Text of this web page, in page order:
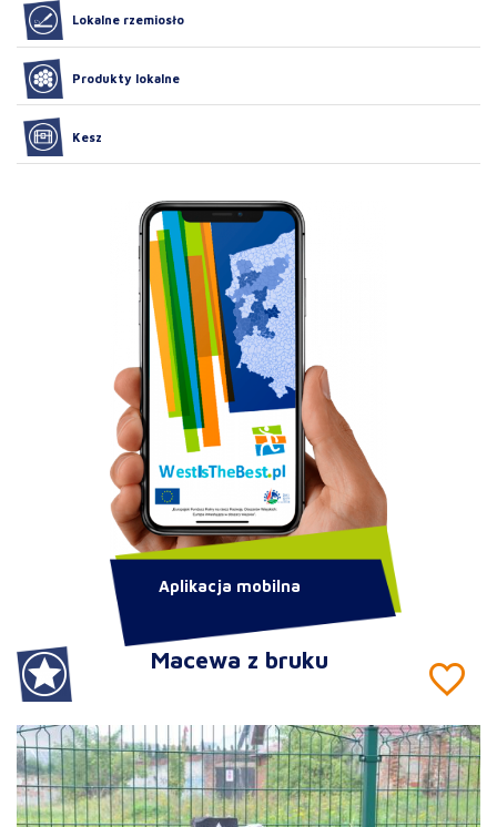
Macewa z bruku
Lokalne rzemiosło
Produkty lokalne
Kesz
Aplikacja mobilna